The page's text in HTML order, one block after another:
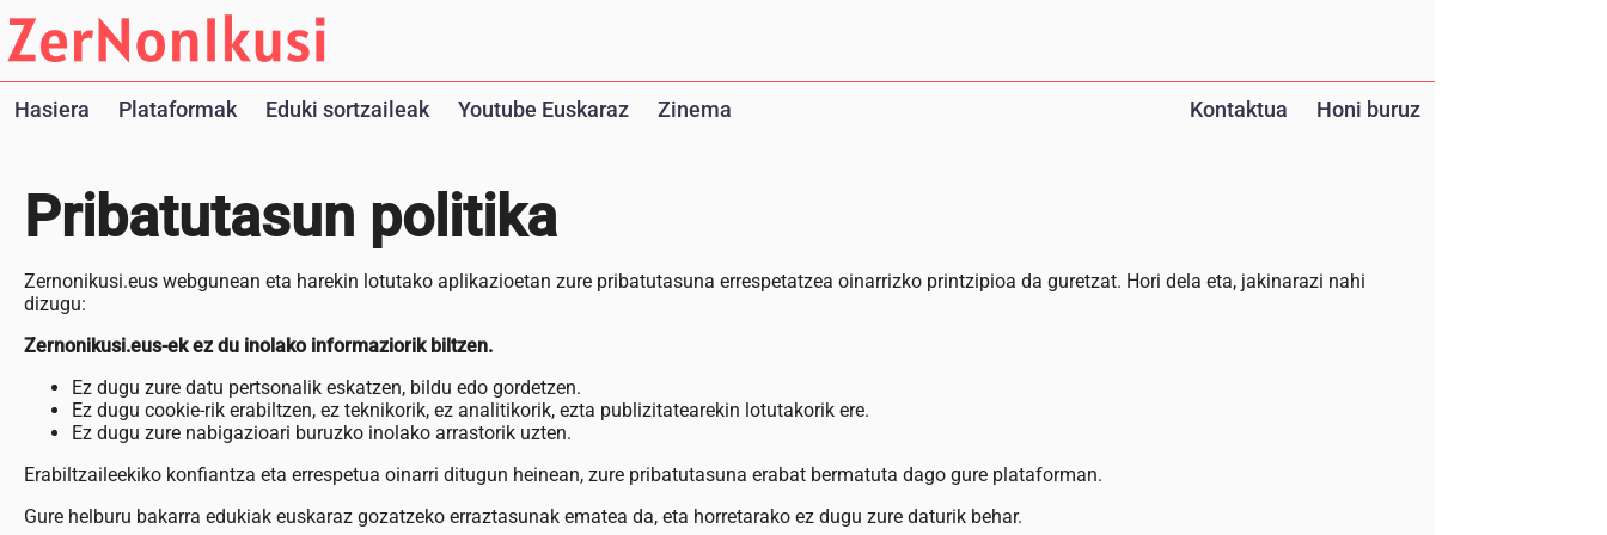
Hasiera Plataformak Eduki sortzaileak Youtube Euskaraz Zinema Kontaktua Honi buruz
Pribatutasun politika
Zernonikusi.eus webgunean eta harekin lotutako aplikazioetan zure pribatutasuna errespetatzea oinarrizko printzipioa da guretzat. Hori dela eta, jakinarazi nahi
dizugu:
Zernonikusi.eus-ek ez du inolako informaziorik biltzen.
Ez dugu zure datu pertsonalik eskatzen, bildu edo gordetzen.
Ez dugu cookie-rik erabiltzen, ez teknikorik, ez analitikorik, ezta publizitatearekin lotutakorik ere.
Ez dugu zure nabigazioari buruzko inolako arrastorik uzten.
Erabiltzaileekiko konfiantza eta errespetua oinarri ditugun heinean, zure pribatutasuna erabat bermatuta dago gure plataforman.
Gure helburu bakarra edukiak euskaraz gozatzeko erraztasunak ematea da, eta horretarako ez dugu zure daturik behar.